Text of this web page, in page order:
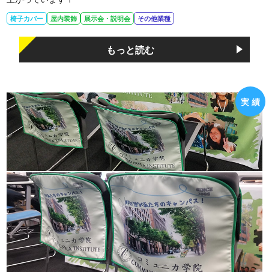
椅子カバー 屋内装飾 展示会・説明会 その他業種
もっと読む